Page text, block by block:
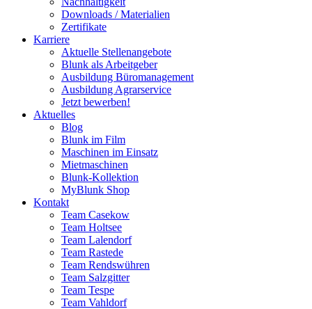
Downloads / Materialien
Zertifikate
Karriere
Aktuelle Stellenangebote
Blunk als Arbeitgeber
Ausbildung Büromanagement
Ausbildung Agrarservice
Jetzt bewerben!
Aktuelles
Blog
Blunk im Film
Maschinen im Einsatz
Mietmaschinen
Blunk-Kollektion
MyBlunk Shop
Kontakt
Team Casekow
Team Holtsee
Team Lalendorf
Team Rastede
Team Rendswühren
Team Salzgitter
Team Tespe
Team Vahldorf